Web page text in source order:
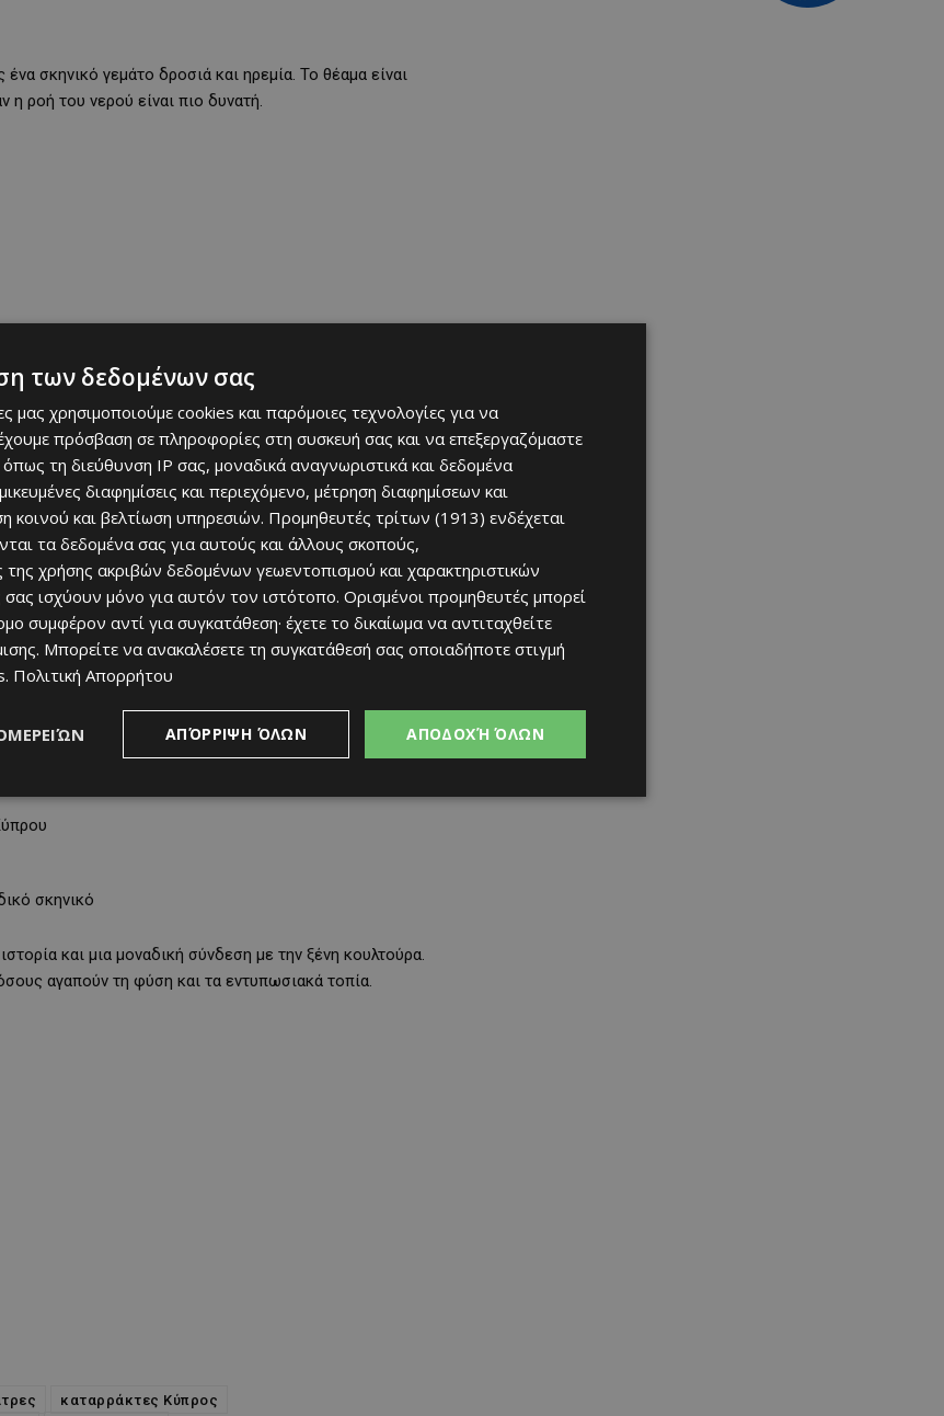
σκηνικό γεμάτο δροσιά και ηρεμία. Το θέαμα είναι
η ροή του νερού είναι πιο δυνατή.
όσο και με πεζοπορία. Υπάρχει ένα όμορφο μονοπάτι της
και δροσερά δάση, προσφέροντας μια ολοκληρωμένη
επισκέπτες της περιοχής γοητεύτηκαν από τον
αρχαία χρόνια ονομαζόταν Καληδονία. Έτσι, ο
από τους πιο “σκοτσέζικους” τόπους της Κύπρου.
σκηνικό
και μια μοναδική σύνδεση με την ξένη κουλτούρα.
αγαπούν τη φύση και τα εντυπωσιακά τοπία.
καταρράκτες Κύπρος
των δεδομένων σας
μας χρησιμοποιούμε cookies και παρόμοιες τεχνολογίες για να
πρόσβαση σε πληροφορίες στη συσκευή σας και να επεξεργαζόμαστε
τη διεύθυνση IP σας, μοναδικά αναγνωριστικά και δεδομένα
διαφημίσεις και περιεχόμενο, μέτρηση διαφημίσεων και
κοινού και βελτίωση υπηρεσιών. Προμηθευτές τρίτων (1913) ενδέχεται
τα δεδομένα σας για αυτούς και άλλους σκοπούς,
χρήσης ακριβών δεδομένων γεωεντοπισμού και χαρακτηριστικών
σας ισχύουν μόνο για αυτόν τον ιστότοπο. Ορισμένοι προμηθευτές μπορεί
συμφέρον αντί για συγκατάθεση· έχετε το δικαίωμα να αντιταχθείτε
. Μπορείτε να ανακαλέσετε τη συγκατάθεσή σας οποιαδήποτε στιγμή
. Πολιτική Απορρήτου
ΑΠΟΔΟΧΉ ΌΛΩΝ
ΑΠΌΡΡΙΨΗ ΌΛΩΝ